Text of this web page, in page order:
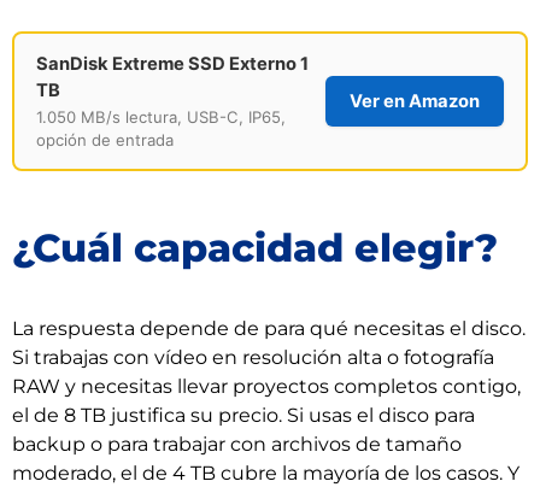
SanDisk Extreme SSD Externo 1
TB
1.050 MB/s lectura, USB-C, IP65,
opción de entrada
Ver en Amazon
¿Cuál capacidad elegir?
La respuesta depende de para qué necesitas el disco.
Si trabajas con vídeo en resolución alta o fotografía
RAW y necesitas llevar proyectos completos contigo,
el de 8 TB justifica su precio. Si usas el disco para
backup o para trabajar con archivos de tamaño
moderado, el de 4 TB cubre la mayoría de los casos. Y